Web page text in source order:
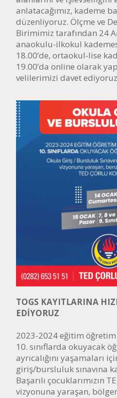
anlatacağımız, kademe
düzenliyoruz. Ölçme ve
Birimimiz tarafından 24
anaokulu-ilkokul
18.00’de, ortaokul-lise
19.00’da online olarak
velilerimizi davet
TOGS KAYITLARINA
EDİYORUZ
2023-2024 eğitim öğretim
10. sınıflarda okuyacak
ayrıcalığını yaşamaları
giriş/bursluluk sınavına
Başarılı çocuklarımızın
vizyonuna yaraşan,